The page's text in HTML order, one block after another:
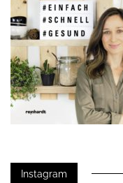
Instagram